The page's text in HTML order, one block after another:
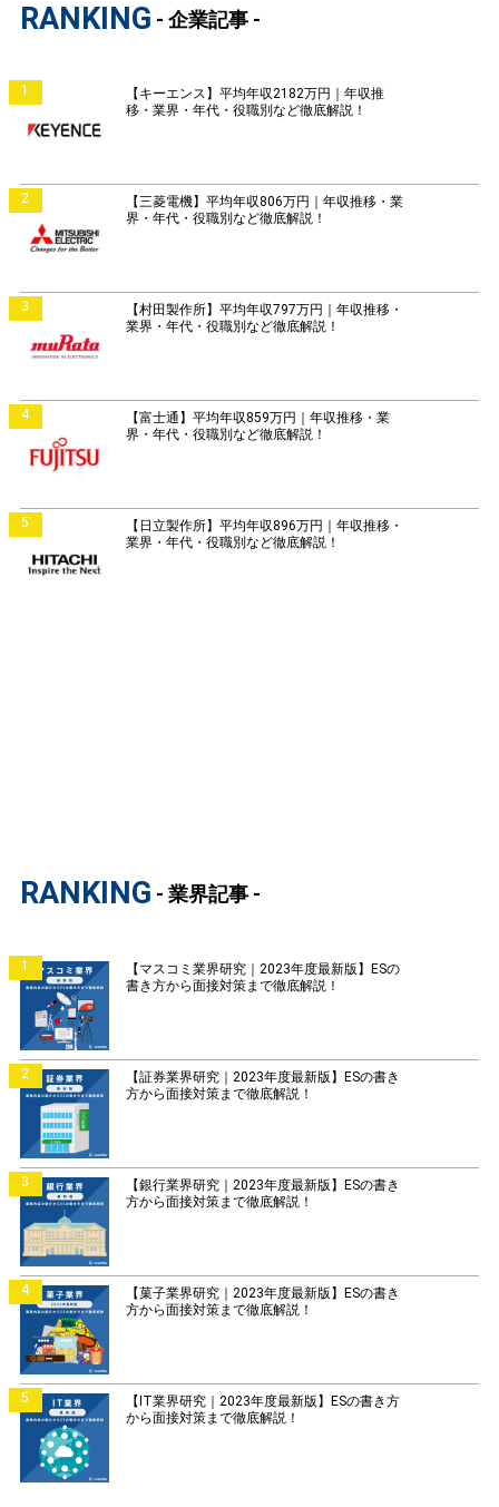
RANKING - 企業記事 -
1
【キーエンス】平均年収2182万円｜年収推
移・業界・年代・役職別など徹底解説！
2
【三菱電機】平均年収806万円｜年収推移・業
界・年代・役職別など徹底解説！
3
【村田製作所】平均年収797万円｜年収推移・
業界・年代・役職別など徹底解説！
4
【富士通】平均年収859万円｜年収推移・業
界・年代・役職別など徹底解説！
5
【日立製作所】平均年収896万円｜年収推移・
業界・年代・役職別など徹底解説！
RANKING - 業界記事 -
1
【マスコミ業界研究｜2023年度最新版】ESの
書き方から面接対策まで徹底解説！
2
【証券業界研究｜2023年度最新版】ESの書き
方から面接対策まで徹底解説！
3
【銀行業界研究｜2023年度最新版】ESの書き
方から面接対策まで徹底解説！
4
【菓子業界研究｜2023年度最新版】ESの書き
方から面接対策まで徹底解説！
5
【IT業界研究｜2023年度最新版】ESの書き方
から面接対策まで徹底解説！